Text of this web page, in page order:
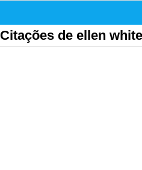
Citações de ellen